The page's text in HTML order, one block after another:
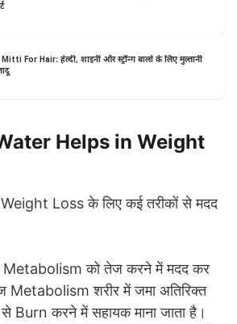
For Hair: हेल्दी, शाइनी और स्ट्रॉन्ग बालों के लिए मुल्तानी
Helps in Weight
Loss के लिए कई तरीकों से मदद
Metabolism को तेज करने में मदद कर
Metabolism शरीर में जमा अतिरिक्त
Burn करने में सहायक माना जाता है।